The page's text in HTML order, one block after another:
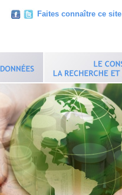
Faites connaître ce site